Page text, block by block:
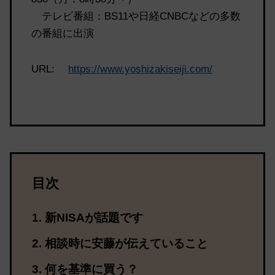
テレビ番組：BS11や日経CNBCなどの多数
の番組に出演
URL: https://www.yoshizakiseiji.com/
目次
新NISAが話題です
相談時に安藤が伝えていること
何を基準に買う？